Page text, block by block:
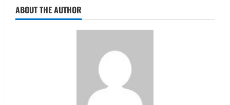
ABOUT THE AUTHOR